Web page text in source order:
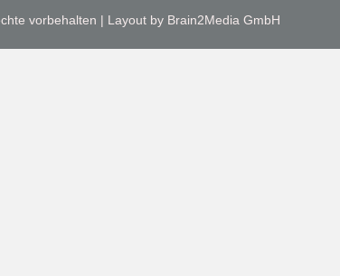
vorbehalten | Layout by Brain2Media GmbH